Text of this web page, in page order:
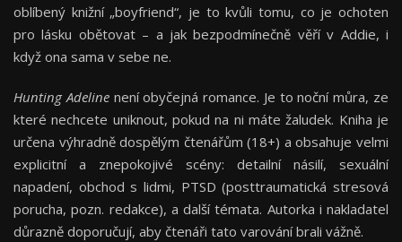
oblíbený knižní „boyfriend“, je to kvůli tomu, co je ochoten
pro lásku obětovat – a jak bezpodmínečně věří v Addie, i
když ona sama v sebe ne.
Hunting Adelinenení obyčejná romance. Je to noční můra, ze
které nechcete uniknout, pokud na ni máte žaludek. Kniha je
určena výhradně dospělým čtenářům (18+) a obsahuje velmi
explicitní a znepokojivé scény: detailní násilí, sexuální
napadení, obchod s lidmi, PTSD (posttraumatická stresová
porucha, pozn. redakce), a další témata. Autorka i nakladatel
důrazně doporučují, aby čtenáři tato varování brali vážně.